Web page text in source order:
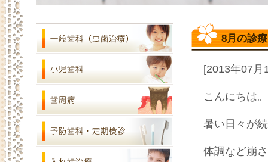
8月の診
[2013年07月
こんにちは。
暑い日々が
体調など崩